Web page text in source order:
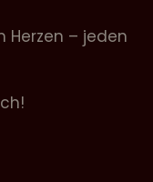
Herzen – jeden